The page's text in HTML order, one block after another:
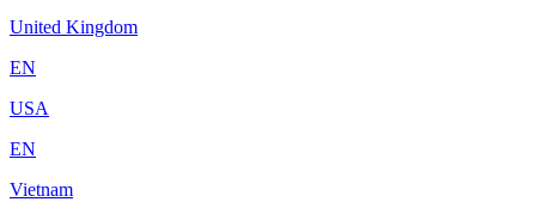
United Kingdom
EN
USA
EN
Vietnam